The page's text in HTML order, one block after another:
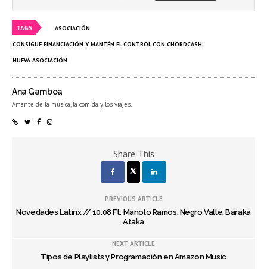
TAGS ASOCIACIÓN
CONSIGUE FINANCIACIÓN Y MANTÉN EL CONTROL CON CHORDCASH
NUEVA ASOCIACIÓN
Ana Gamboa
Amante de la música, la comida y los viajes.
Share This
PREVIOUS ARTICLE
Novedades Latinx // 10.08 Ft. Manolo Ramos, Negro Valle, Baraka
Ataka
NEXT ARTICLE
Tipos de Playlists y Programación en Amazon Music